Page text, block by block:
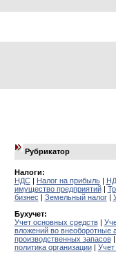
Рубрикатор
Налоги:
НДС| Налог на прибыль|
имущество предприятий|
бизнес | Земельный налог|
Бухучет:
Учет основных средств|
вложений во внеоборотные
производственных запасов|
политика организации| Учет